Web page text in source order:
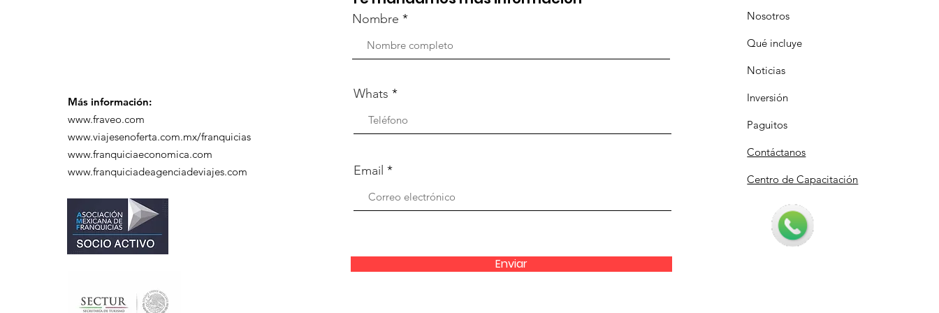
Más información:
www.fraveo.com
www.viajesenoferta.com.mx/franquicias
www.franquiciaeconomica.com
www.franquiciadeagenciadeviajes.com
Nombre
Whats
Email
Enviar
Nosotros
Qué incluye
Noticias
Inversión
Paguitos
Contáctanos
Centro de Capacitación